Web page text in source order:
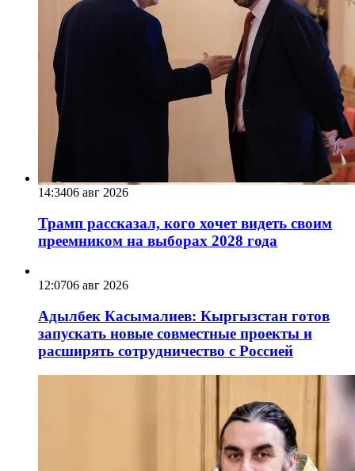
14:3406 авг 2026
Трамп рассказал, кого хочет видеть своим
преемником на выборах 2028 года
12:0706 авг 2026
Адылбек Касымалиев: Кыргызстан готов
запускать новые совместные проекты и
расширять сотрудничество с Россией